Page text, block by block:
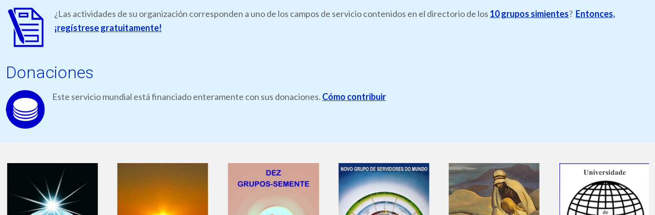
¿Las actividades de su organización corresponden a uno de los campos de servicio contenidos en el directorio de los 10 grupos simientes? Entonces,
¡regístrese gratuitamente!
Donaciones
Este servicio mundial está financiado enteramente con sus donaciones. Cómo contribuir